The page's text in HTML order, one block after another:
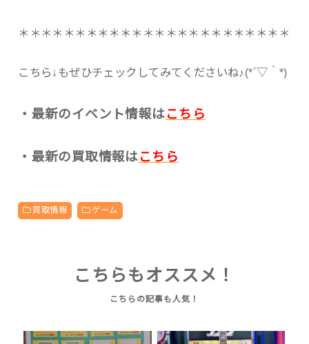
＊＊＊＊＊＊＊＊＊＊＊＊＊＊＊＊＊＊＊＊＊＊＊＊
こちら↓もぜひチェックしてみてくださいね♪(*´▽｀*)
・最新のイベント情報はこちら
・最新の買取情報はこちら
買取情報 ゲーム
こちらもオススメ！